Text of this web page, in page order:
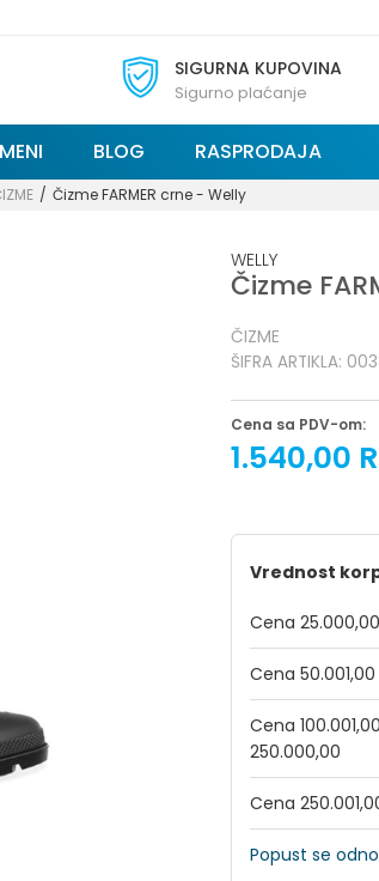
SIGURNA KUPOVINA
Sigurno plaćanje
BLOG RASPRODAJA
Čizme FARMER crne - Welly
WELLY
Čizme
ČIZME
ŠIFRA ARTIKLA:
Cena sa PDV-om:
1.540,00
Vrednost
Cena
Cena
Cena
250.000,00
Cena
Popust se